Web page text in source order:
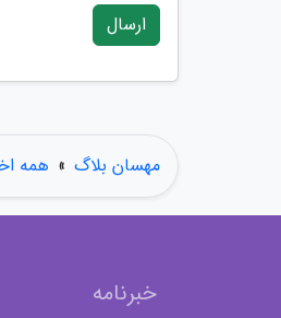
ارسال
مهسان بلاگ » همه
خبرنامه